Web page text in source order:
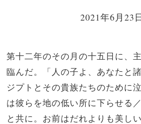
2021年6月23
第十二年のその月の十五日に、
臨んだ。「人の子よ、あなたと
ジプトとその貴族たちのために
は彼らを地の低い所に下らせる
と共に。お前はだれよりも美し